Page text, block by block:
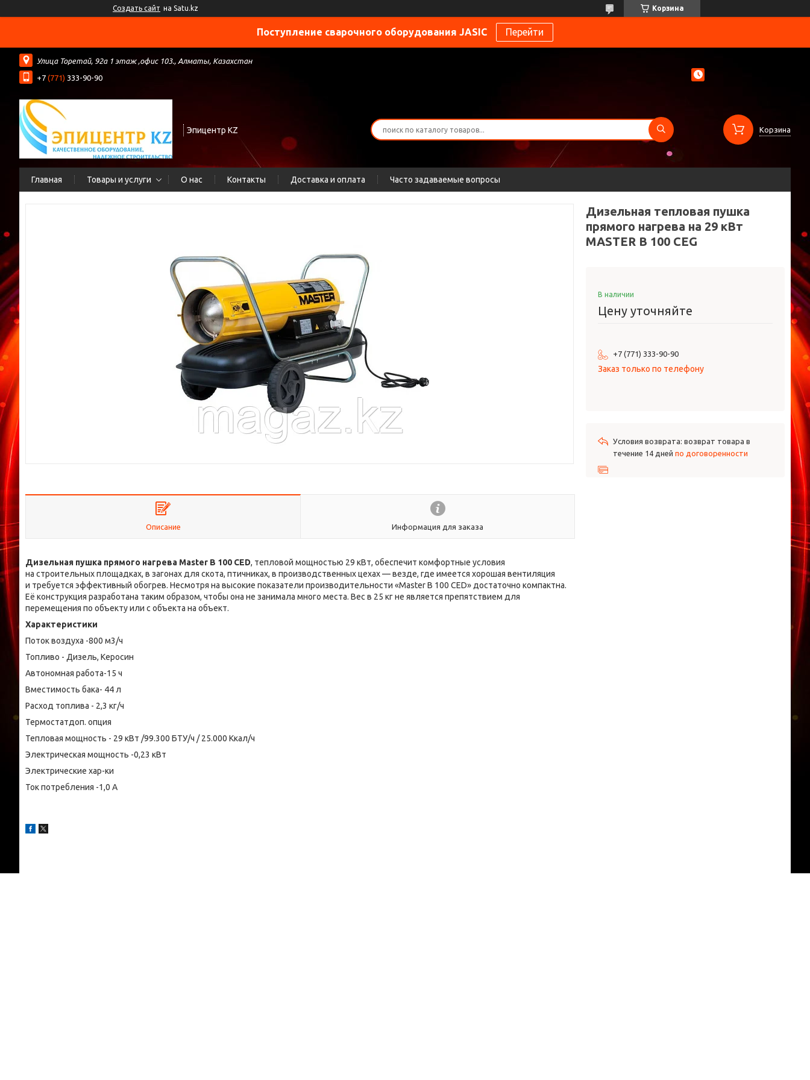
Создать сайт на Satu.kz Корзина
Поступление сварочного оборудования JASIC Перейти
​Улица Торетай, 92а​ 1 этаж ,офис 103., Алматы, Казахстан
+7 (771) 333-90-90
Эпицентр KZ Корзина
Главная Товары и услуги О нас Контакты Доставка и оплата Часто задаваемые вопросы
Описание Информация для заказа
Дизельная пушка прямого нагрева Master B 100 CED, тепловой мощностью 29 кВт, обеспечит комфортные условия
на строительных площадках, в загонах для скота, птичниках, в производственных цехах — везде, где имеется хорошая вентиляция
и требуется эффективный обогрев. Несмотря на высокие показатели производительности «Master B 100 CED» достаточно компактна.
Её конструкция разработана таким образом, чтобы она не занимала много места. Вес в 25 кг не является препятствием для
перемещения по объекту или с объекта на объект.
Характеристики
Поток воздуха -800 м3/ч
Топливо - Дизель, Керосин
Автономная работа-15 ч
Вместимость бака- 44 л
Расход топлива - 2,3 кг/ч
Термостатдоп. опция
Тепловая мощность - 29 кВт /99.300 БТУ/ч / 25.000 Ккал/ч
Электрическая мощность -0,23 кВт
Электрические хар-ки
Ток потребления -1,0 A
Дизельная тепловая пушка
прямого нагрева на 29 кВт
MASTER B 100 CEG
В наличии
Цену уточняйте
+7 (771) 333-90-90
Заказ только по телефону
возврат товара в
течение 14 дней по договоренности